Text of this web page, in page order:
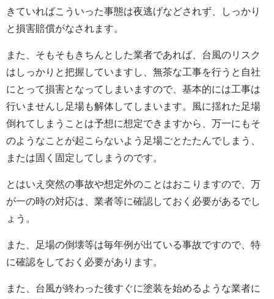
きていればこういった事態は夜逃げなどされず、しっかり
と損害賠償がなされます。
また、そもそもきちんとした業者であれば、台風のリスク
はしっかりと把握していますし、無茶な工事を行うと自社
にとって損害となってしまいますので、基本的には工事は
行いませんし足場も解体してしまいます。風に揺れた足場
倒れてしまうことは予想に想定できますから、万一にもそ
のようなことが起こらないよう足場ごとたたんでしまう、
または固く固定してしまうのです。
とはいえ突然の事故や想定外のことはおこりますので、万
が一の時の対応は、業者等に確認しておく必要があるでし
ょう。
また、足場の倒壊等は毎年例が出ている事故ですので、特
に確認をしておく必要があります。
また、台風が終わった後すぐに塗装を始めるような業者に